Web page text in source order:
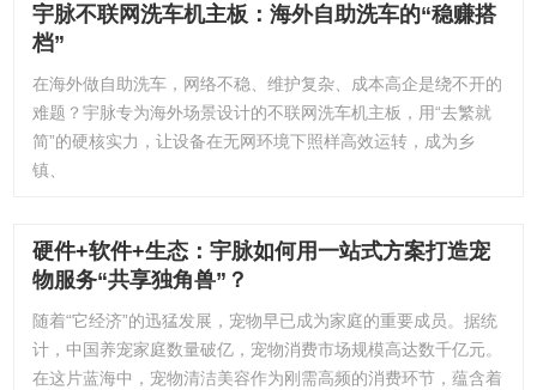
宇脉不联网洗车机主板：海外自助洗车的“稳赚搭
档”
在海外做自助洗车，网络不稳、维护复杂、成本高企是绕不开的
难题？宇脉专为海外场景设计的不联网洗车机主板，用“去繁就
简”的硬核实力，让设备在无网环境下照样高效运转，成为乡
镇、
硬件+软件+生态：宇脉如何用一站式方案打造宠
物服务“共享独角兽”？
随着“它经济”的迅猛发展，宠物早已成为家庭的重要成员。据统
计，中国养宠家庭数量破亿，宠物消费市场规模高达数千亿元。
在这片蓝海中，宠物清洁美容作为刚需高频的消费环节，蕴含着